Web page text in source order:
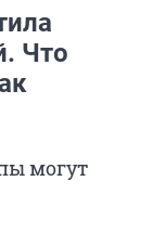
Что
могут